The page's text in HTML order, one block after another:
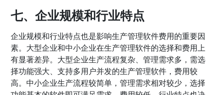
七、企业规模和行业特点
企业规模和行业特点也是影响生产管理软件费用的重要因
素。大型企业和中小企业在生产管理软件的选择和费用上
有显著差异。大型企业生产流程复杂、管理需求多，需选
择功能强大、支持多用户并发的生产管理软件，费用较
高。中小企业生产流程较简单，管理需求相对较少，选择